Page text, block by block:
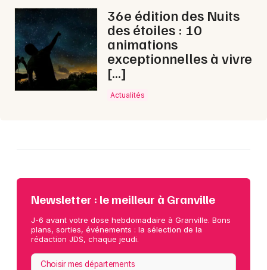
50 - Manche
Choisir mes départements
Mon email
Je m'abonne
36e édition des Nuits
des étoiles : 10
animations
exceptionnelles à vivre
[…]
Actualités
Newsletter : le meilleur à Granville
J-6 avant votre dose hebdomadaire à Granville. Bons
plans, sorties, événements : la sélection de la
rédaction JDS, chaque jeudi.
Choisir mes départements